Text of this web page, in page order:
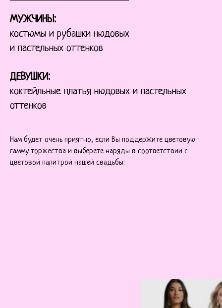
МУЖЧИНЫ:
костюмы и рубашки нюдовых
и пастельных оттенков
ДЕВУШКИ:
коктейльные платья нюдовых и пастельных
оттенков
Нам будет очень приятно, если Вы поддержите цветовую
гамму торжества и выберете наряды в соответствии с
цветовой палитрой нашей свадьбы: